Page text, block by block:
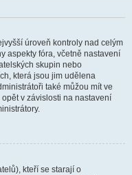
úroveň kontroly nad celým
aspekty fóra, včetně nastavení
skupin nebo
která jsou jim udělena
také můžou mít ve
v závislosti na nastavení
kteří se starají o